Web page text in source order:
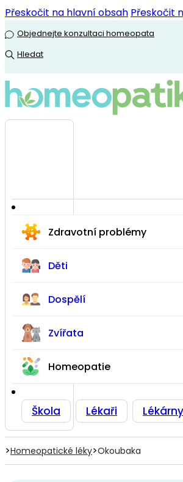
Přeskočit na hlavní obsah Přeskočit
Objednejte konzultaci homeopata
Hledat
Zdravotní problémy
Děti
Dospělí
Zvířata
Homeopatie
Škola Lékaři Lékárny
>Homeopatické léky>Okoubaka